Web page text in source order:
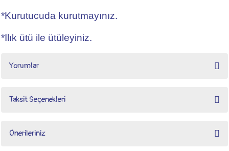
*Kurutucuda kurutmayınız.
*Ilık ütü ile ütüleyiniz.
Yorumlar
Taksit Seçenekleri
Önerileriniz